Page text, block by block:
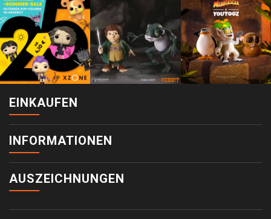
EINKAUFEN
INFORMATIONEN
AUSZEICHNUNGEN